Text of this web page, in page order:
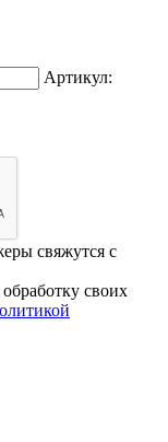
Артикул:
свяжутся с
своих